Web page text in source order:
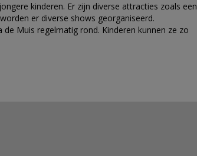
kinderen. Er zijn diverse attracties zoals een
er diverse shows georganiseerd.
Muis regelmatig rond. Kinderen kunnen ze zo